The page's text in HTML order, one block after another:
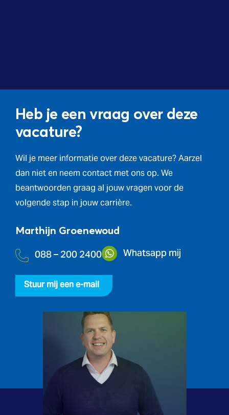
Heb je een vraag over deze
vacature?
Wil je meer informatie over deze vacature? Aarzel
dan niet en neem contact met ons op. We
beantwoorden graag al jouw vragen voor de
volgende stap in jouw carrière.
Marthijn Groenewoud
088 – 200 2400 Whatsapp mij
Stuur mij een e-mail